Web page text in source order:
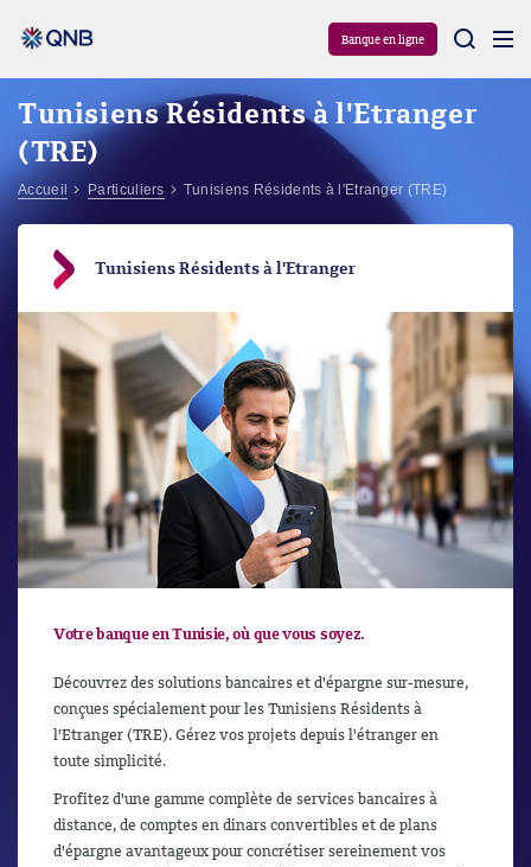
Banque en ligne
Tunisiens Résidents à l'Etranger
(TRE)
Accueil Particuliers Tunisiens Résidents à l'Etranger (TRE)
Tunisiens Résidents à l'Etranger
Votre banque en Tunisie, où que vous soyez.
Découvrez des solutions bancaires et d'épargne sur-mesure,
conçues spécialement pour les Tunisiens Résidents à
l'Etranger (TRE). Gérez vos projets depuis l'étranger en
toute simplicité.
Profitez d'une gamme complète de services bancaires à
distance, de comptes en dinars convertibles et de plans
d'épargne avantageux pour concrétiser sereinement vos